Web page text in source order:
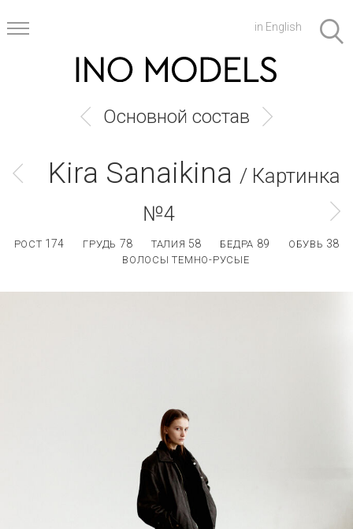
in English
Основной состав
Kira Sanaikina / Картинка
№4
РОСТ 174 ГРУДЬ 78 ТАЛИЯ 58 БЕДРА 89 ОБУВЬ 38
ВОЛОСЫ ТЕМНО-РУСЫЕ